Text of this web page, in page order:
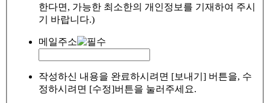
한다면, 가능한 최소한의 개인정보를 기재하여 주시
기 바랍니다.)
메일주소
작성하신 내용을 완료하시려면 [보내기] 버튼을, 수
정하시려면 [수정]버튼을 눌러주세요.